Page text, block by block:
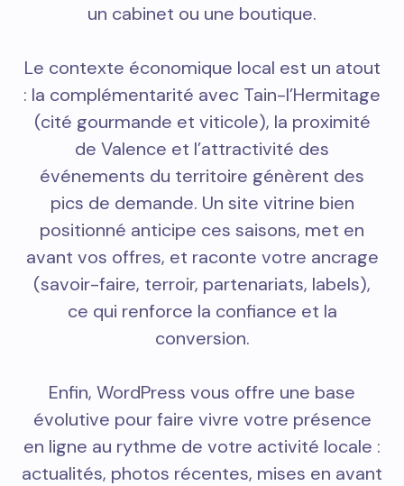
un cabinet ou une boutique.
Le contexte économique local est un atout
: la complémentarité avec Tain-l’Hermitage
(cité gourmande et viticole), la proximité
de Valence et l’attractivité des
événements du territoire génèrent des
pics de demande. Un site vitrine bien
positionné anticipe ces saisons, met en
avant vos offres, et raconte votre ancrage
(savoir-faire, terroir, partenariats, labels),
ce qui renforce la confiance et la
conversion.
Enfin, WordPress vous offre une base
évolutive pour faire vivre votre présence
en ligne au rythme de votre activité locale :
actualités, photos récentes, mises en avant